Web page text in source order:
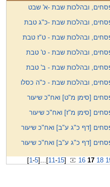
ובהלכות שבת -א' שבט
ובהלכות שבת -כ"ג טבת
ובהלכות שבת - ט"ז טבת
ובהלכות שבת - ט' טבת
ובהלכות שבת - ב' טבת
ובהלכות שבת - כ"ה כסלו
[סימן מ"ט] ואח"כ שיעור
[סימן מ"ז] ואח"כ שיעור
[דף כ"ג ע"ב] ואח"כ שיעור
[דף כ"ג ע"ב] ואח"כ שיעור
[1-5] ... [11-15] 16 17 18